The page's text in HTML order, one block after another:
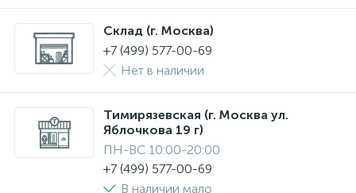
Склад (г. Москва)
+7 (499) 577-00-69
Нет в наличии
Тимирязевская (г. Москва ул.
Яблочкова 19 г)
ПН-ВС 10:00-20:00
+7 (499) 577-00-69
В наличии мало